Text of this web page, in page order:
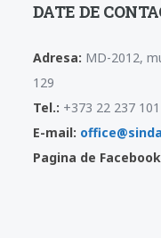
DATE DE
Adresa: MD-2012,
129
Tel.: +373 22 237 101
E-mail:
Pagina de